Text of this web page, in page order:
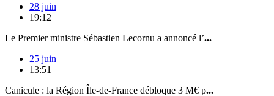
28 juin
19:12
Le Premier ministre Sébastien Lecornu a annoncé l’...
25 juin
13:51
Canicule : la Région Île-de-France débloque 3 M€ p...